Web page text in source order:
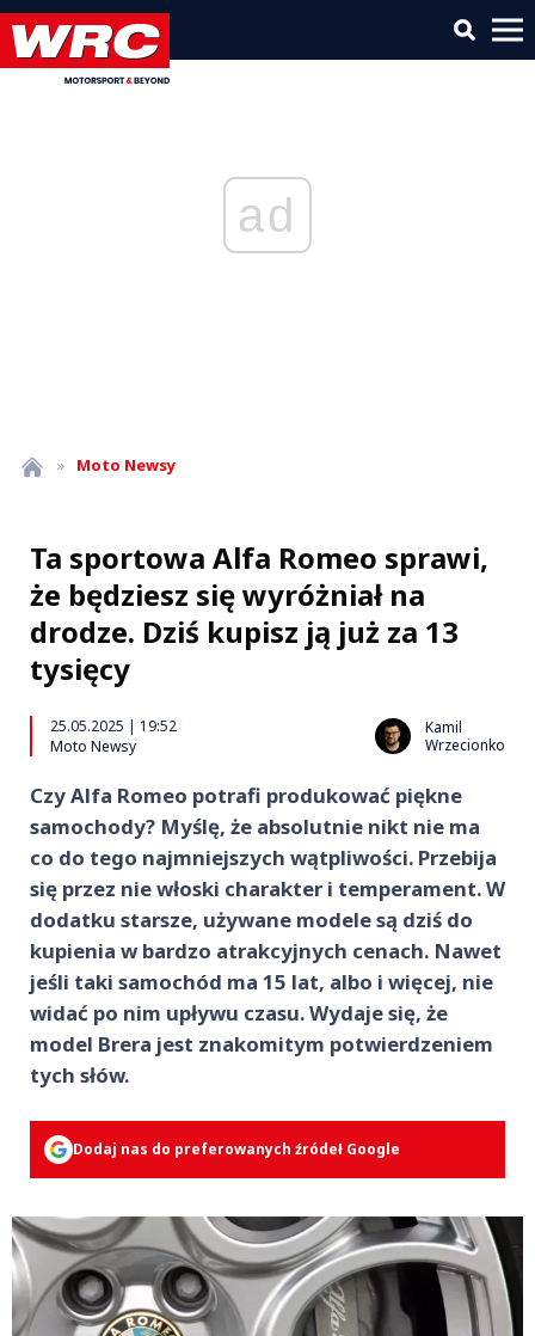
ad
» Moto Newsy
Ta sportowa Alfa Romeo sprawi,
że będziesz się wyróżniał na
drodze. Dziś kupisz ją już za 13
tysięcy
25.05.2025 | 19:52
Moto Newsy
Kamil
Wrzecionko
Czy Alfa Romeo potrafi produkować piękne
samochody? Myślę, że absolutnie nikt nie ma
co do tego najmniejszych wątpliwości. Przebija
się przez nie włoski charakter i temperament. W
dodatku starsze, używane modele są dziś do
kupienia w bardzo atrakcyjnych cenach. Nawet
jeśli taki samochód ma 15 lat, albo i więcej, nie
widać po nim upływu czasu. Wydaje się, że
model Brera jest znakomitym potwierdzeniem
tych słów.
Dodaj nas do preferowanych źródeł Google